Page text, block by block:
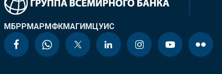
МБРРМАРМФКМАГИМЦУИС